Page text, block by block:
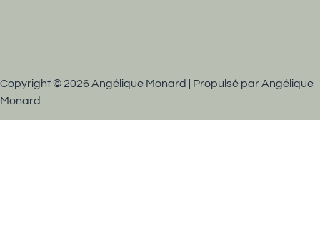
Copyright © 2026 Angélique Monard | Propulsé par Angélique
Monard